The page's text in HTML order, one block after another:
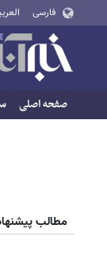
فارسی
صفحه اصلی
مطالب